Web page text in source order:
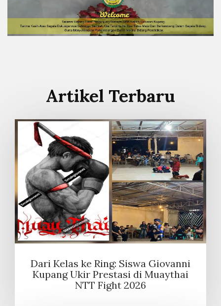
Artikel Terbaru
Dari Kelas ke Ring: Siswa Giovanni
Kupang Ukir Prestasi di Muaythai
NTT Fight 2026